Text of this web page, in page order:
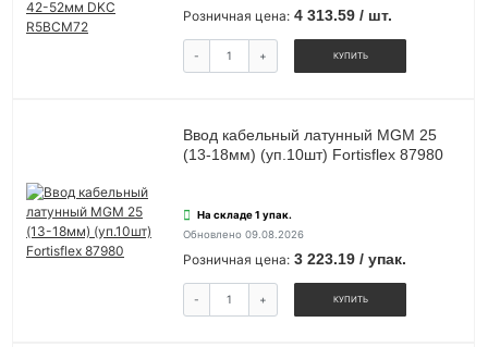
Розничная цена: 4 313.59 / шт.
- + КУПИТЬ
Ввод кабельный латунный MGM 25
(13-18мм) (уп.10шт) Fortisflex 87980
На складе 1 упак.
Обновлено 09.08.2026
Розничная цена: 3 223.19 / упак.
- + КУПИТЬ